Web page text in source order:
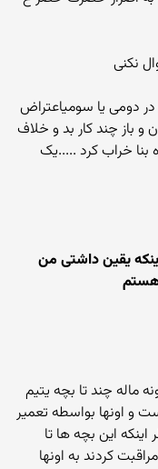
نکنی
دومی یا سومیاعتراض
و باز چند کار بد و خلاف
بنا خراب کرد .....یک
یقین داشتی من
هستم
ماله چند تا بچه یتیم
و اونها بواسطه تعمیر
این بچه ها تا
کردند به اونها